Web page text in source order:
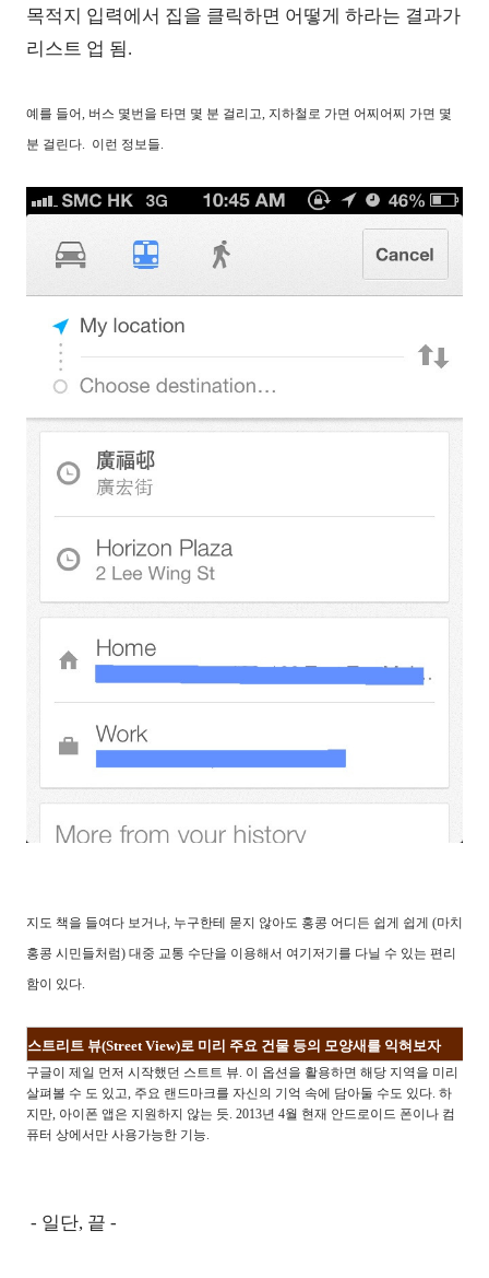
목적지 입력에서 집을 클릭하면 어떻게 하라는 결과가
리스트 업 됨.
예를 들어, 버스 몇번을 타면 몇 분 걸리고, 지하철로 가면 어찌어찌 가면 몇
분 걸린다. 이런 정보들.
지도 책을 들여다 보거나, 누구한테 묻지 않아도 홍콩 어디든 쉽게 쉽게 (마치
홍콩 시민들처럼) 대중 교통 수단을 이용해서 여기저기를 다닐 수 있는 편리
함이 있다.
스트리트 뷰(Street View)로 미리 주요 건물 등의 모양새를 익혀보자
구글이 제일 먼저 시작했던 스트트 뷰. 이 옵션을 활용하면 해당 지역을 미리
살펴볼 수 도 있고, 주요 랜드마크를 자신의 기억 속에 담아둘 수도 있다. 하
지만, 아이폰 앱은 지원하지 않는 듯. 2013년 4월 현재 안드로이드 폰이나 컴
퓨터 상에서만 사용가능한 기능.
- 일단, 끝 -